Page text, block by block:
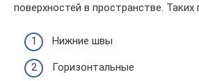
поверхностей в пространстве.
Нижние швы
Горизонтальные